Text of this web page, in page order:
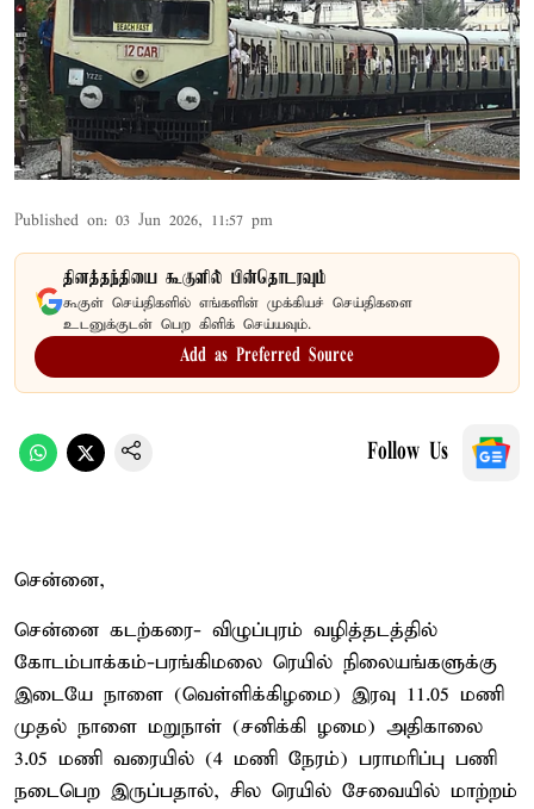
Published on: 03 Jun 2026, 11:57 pm
தினத்தந்தியை கூகுளில் பின்தொடரவும்
கூகுள் செய்திகளில் எங்களின் முக்கியச் செய்திகளை
உடனுக்குடன் பெற கிளிக் செய்யவும்.
Add as Preferred Source
Follow Us
சென்னை,
சென்னை கடற்கரை- விழுப்புரம் வழித்தடத்தில்
கோடம்பாக்கம்-பரங்கிமலை ரெயில் நிலையங்களுக்கு
இடையே நாளை (வெள்ளிக்கிழமை) இரவு 11.05 மணி
முதல் நாளை மறுநாள் (சனிக்கி ழமை) அதிகாலை
3.05 மணி வரையில் (4 மணி நேரம்) பராமரிப்பு பணி
நடைபெற இருப்பதால், சில ரெயில் சேவையில் மாற்றம்